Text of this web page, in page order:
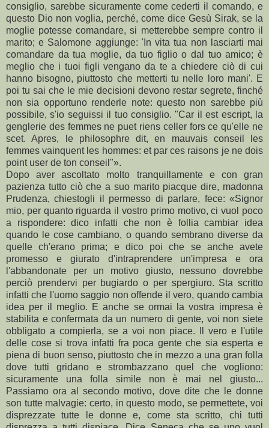
consiglio, sarebbe sicuramente come cederti il comando, e
questo Dio non voglia, perché, come dice Gesù Sirak, se la
moglie potesse comandare, si metterebbe sempre contro il
marito; e Salomone aggiunge: 'In vita tua non lasciarti mai
comandare da tua moglie, da tuo figlio o dal tuo amico; è
meglio che i tuoi figli vengano da te a chiedere ciò di cui
hanno bisogno, piuttosto che metterti tu nelle loro mani'. E
poi tu sai che le mie decisioni devono restar segrete, finché
non sia opportuno renderle note: questo non sarebbe più
possibile, s'io seguissi il tuo consiglio. "Car il est escript, la
genglerie des femmes ne puet riens celler fors ce qu'elle ne
scet. Apres, le philosophre dit, en mauvais conseil les
femmes vainquent les hommes: et par ces raisons je ne dois
point user de ton conseil"».
Dopo aver ascoltato molto tranquillamente e con gran
pazienza tutto ciò che a suo marito piacque dire, madonna
Prudenza, chiestogli il permesso di parlare, fece: «Signor
mio, per quanto riguarda il vostro primo motivo, ci vuol poco
a rispondere: dico infatti che non è follia cambiar idea
quando le cose cambiano, o quando sembrano diverse da
quelle ch'erano prima; e dico poi che se anche avete
promesso e giurato d'intraprendere un'impresa e ora
l'abbandonate per un motivo giusto, nessuno dovrebbe
perciò prendervi per bugiardo o per spergiuro. Sta scritto
infatti che l'uomo saggio non offende il vero, quando cambia
idea per il meglio. E anche se ormai la vostra impresa è
stabilita e confermata da un numero di gente, voi non siete
obbligato a compierla, se a voi non piace. Il vero e l'utile
delle cose si trova infatti fra poca gente che sia esperta e
piena di buon senso, piuttosto che in mezzo a una gran folla
dove tutti gridano e strombazzano quel che vogliono:
sicuramente una folla simile non è mai nel giusto...
Passiamo ora al secondo motivo, dove dite che le donne
son tutte malvagie: certo, in questo modo, se permettete, voi
disprezzate tutte le donne e, come sta scritto, chi tutti